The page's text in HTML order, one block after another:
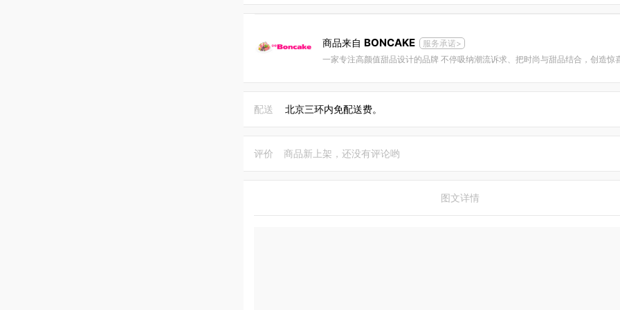
商品来自 BONCAKE
服务承诺>
配送 北京三环内免配送费。
评价 商品新上架，还没有评论哟
图文详情